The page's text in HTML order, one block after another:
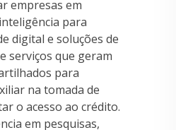
empresas em
para
digital e soluções de
serviços que geram
para
na tomada de
o acesso ao crédito.
em pesquisas,